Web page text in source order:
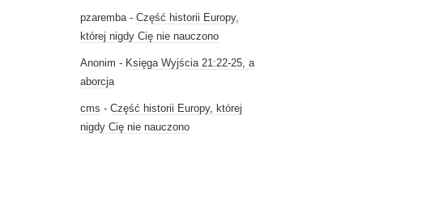
pzaremba- Część historii Europy,
której nigdy Cię nie nauczono
Anonim - Księga Wyjścia 21:22-25, a
aborcja
cms - Część historii Europy, której
nigdy Cię nie nauczono